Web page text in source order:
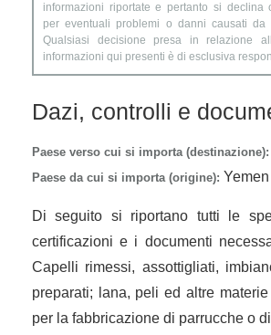
informazioni riportate e pertanto si declina
per eventuali problemi o danni causati da
Qualsiasi decisione presa in relazione
informazioni qui presenti è di esclusiva
Dazi, controlli e
Paese verso cui si importa (destinazione):
Paese da cui si importa (origine):
Di seguito si riportano tutti le
certificazioni e i documenti
Capelli rimessi, assottigliati,
preparati; lana, peli ed altre
per la fabbricazione di parrucche o